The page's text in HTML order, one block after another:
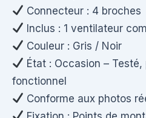
Connecteur : 4 broches
Inclus : 1 ventilateur
Couleur : Gris / Noir
État : Occasion –
fonctionnel
Conforme aux photos